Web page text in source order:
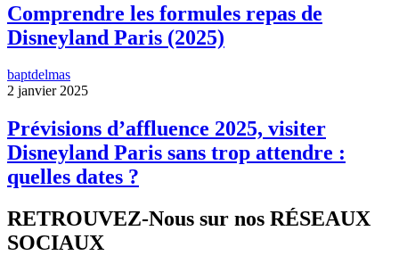
Comprendre les formules repas de
Disneyland Paris (2025)
baptdelmas
2 janvier 2025
Prévisions d’affluence 2025, visiter
Disneyland Paris sans trop attendre :
quelles dates ?
RETROUVEZ-Nous sur nos RÉSEAUX
SOCIAUX